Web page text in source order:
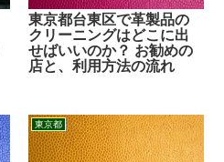
東京都台東区で革製品の
クリーニングはどこに出
せばいいのか？ お勧めの
店と、利用方法の流れ
東京都